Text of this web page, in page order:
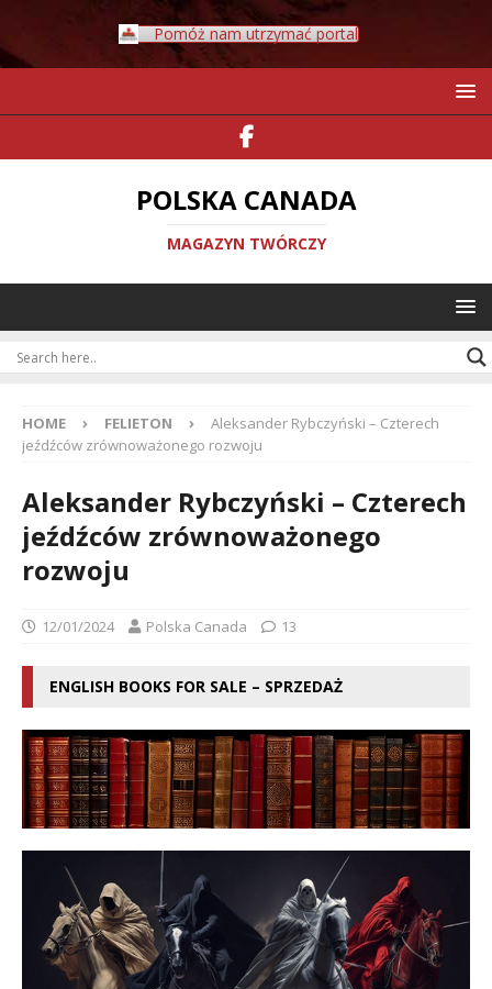
Pomóż nam utrzymać portal
POLSKA CANADA
MAGAZYN TWÓRCZY
HOME FELIETON
Aleksander Rybczyński – Czterech
jeźdźców zrównoważonego rozwoju
Aleksander Rybczyński – Czterech
jeźdźców zrównoważonego
rozwoju
12/01/2024 Polska Canada 13
ENGLISH BOOKS FOR SALE – SPRZEDAŻ